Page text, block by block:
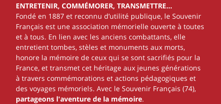
ENTRETENIR, COMMÉMORER, TRANSMETTRE…
Fondé en 1887 et reconnu d’utilité publique, le Souvenir
Français est une association mémorielle ouverte à toutes
et à tous. En lien avec les anciens combattants, elle
entretient tombes, stèles et monuments aux morts,
honore la mémoire de ceux qui se sont sacrifiés pour la
France, et transmet cet héritage aux jeunes générations
à travers commémorations et actions pédagogiques et
des voyages mémoriels. Avec le Souvenir Français (74),
partageons l'aventure de la mémoire.